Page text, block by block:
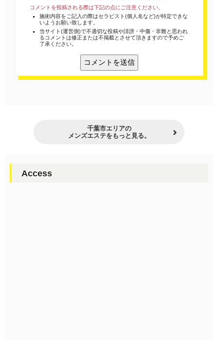
コメントを投稿される際は下記の点にご注意ください。
施術内容をご記入の際はセラピスト(個人名など)が特定できな
いようお願い致します。
当サイト(運営側)で不適切な投稿や誹謗・中傷・非難と思われ
るコメントは修正または不掲載とさせて頂きますので予めご
了承ください。
千葉市エリアの
メンズエステをもっと見る。
Access